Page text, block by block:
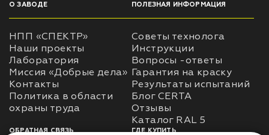
О ЗАВОДЕ
НПП «СПЕКТР»
Наши проекты
Лаборатория
Миссия «Добрые дела»
Контакты
Политика в области
ПОЛЕЗНАЯ ИНФОРМАЦИЯ
Советы технолога
Инструкции
Вопросы -ответы
Гарантия на краску
Результаты испытаний
Блог CERTA
Отзывы
Каталог RAL 5
ОБРАТНАЯ СВЯЗЬ ГДЕ КУПИТЬ